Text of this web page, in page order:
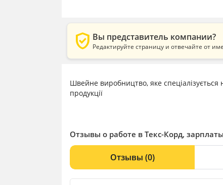
verified_user Вы представитель компании?
Редактируйте страницу и отвечайте от
Швейне виробництво, яке
продукції
Отзывы о работе в Текс-Корд,
Отзывы (0)